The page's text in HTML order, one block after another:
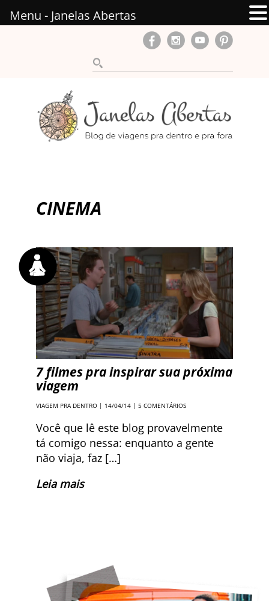
CINEMA
7 filmes pra inspirar sua próxima
viagem
VIAGEM PRA DENTRO | 14/04/14 | 5 COMENTÁRIOS
Você que lê este blog provavelmente
tá comigo nessa: enquanto a gente
não viaja, faz […]
Leia mais
Menu - Janelas Abertas